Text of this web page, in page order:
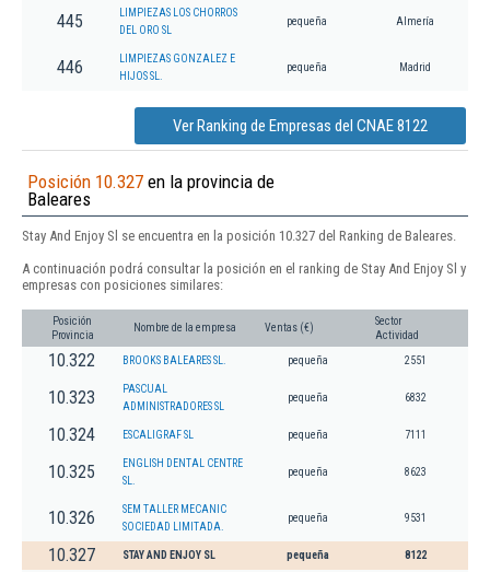
445
LIMPIEZAS LOS CHORROS
DEL ORO SL
pequeña Almería
446
LIMPIEZAS GONZALEZ E
HIJOS SL.
pequeña Madrid
Ver Ranking de Empresas del CNAE 8122
Posición 10.327 en la provincia de
Baleares
Stay And Enjoy Sl se encuentra en la posición 10.327 del Ranking de Baleares.
A continuación podrá consultar la posición en el ranking de Stay And Enjoy Sl y
empresas con posiciones similares:
Posición
Provincia
Nombre de la empresa Ventas (€)
Sector
Actividad
10.322 BROOKS BALEARES SL. pequeña 2551
10.323
PASCUAL
ADMINISTRADORES SL
pequeña 6832
10.324 ESCALIGRAF SL pequeña 7111
10.325
ENGLISH DENTAL CENTRE
SL.
pequeña 8623
10.326
SEM TALLER MECANIC
SOCIEDAD LIMITADA.
pequeña 9531
10.327 STAY AND ENJOY SL pequeña 8122